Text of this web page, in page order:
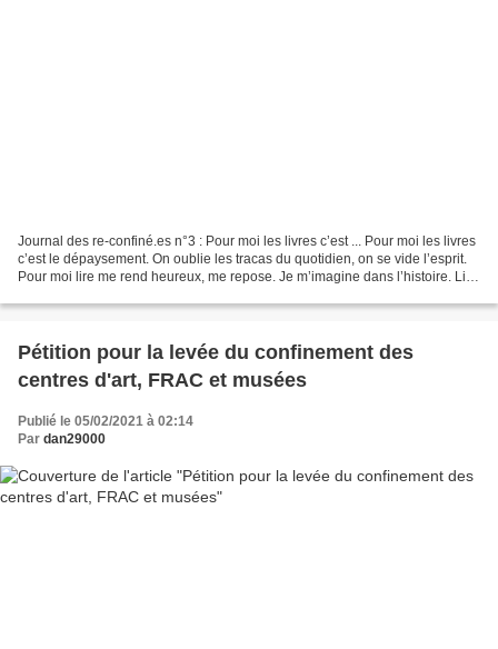
Journal des re-confiné.es n°3 : Pour moi les livres c’est ... Pour moi les livres
c’est le dépaysement. On oublie les tracas du quotidien, on se vide l’esprit.
Pour moi lire me rend heureux, me repose. Je m’imagine dans l’histoire. Lire
Pétition pour la levée du confinement des
centres d'art, FRAC et musées
Publié le 05/02/2021 à 02:14
Par dan29000